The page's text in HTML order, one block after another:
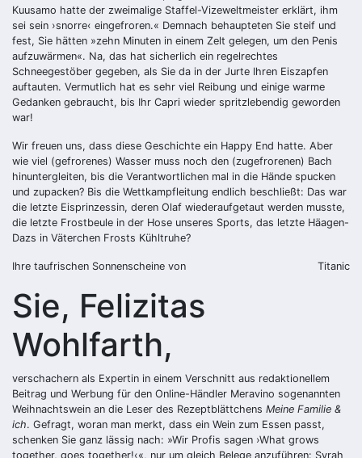
Kuusamo hatte der zweimalige Staffel-Vizeweltmeister erklärt, ihm
sei sein ›snorre‹ eingefroren.« Demnach behaupteten Sie steif und
fest, Sie hätten »zehn Minuten in einem Zelt gelegen, um den Penis
aufzuwärmen«. Na, das hat sicherlich ein regelrechtes
Schneegestöber gegeben, als Sie da in der Jurte Ihren Eiszapfen
auftauten. Vermutlich hat es sehr viel Reibung und einige warme
Gedanken gebraucht, bis Ihr Capri wieder spritzlebendig geworden
war!
Wir freuen uns, dass diese Geschichte ein Happy End hatte. Aber
wie viel (gefrorenes) Wasser muss noch den (zugefrorenen) Bach
hinuntergleiten, bis die Verantwortlichen mal in die Hände spucken
und zupacken? Bis die Wettkampfleitung endlich beschließt: Das war
die letzte Eisprinzessin, deren Olaf wiederaufgetaut werden musste,
die letzte Frostbeule in der Hose unseres Sports, das letzte Häagen-
Dazs in Väterchen Frosts Kühltruhe?
Ihre taufrischen Sonnenscheine von Titanic
Sie, Felizitas
Wohlfarth,
verschachern als Expertin in einem Verschnitt aus redaktionellem
Beitrag und Werbung für den Online-Händler Meravino sogenannten
Weihnachtswein an die Leser des Rezeptblättchens Meine Familie &
ich. Gefragt, woran man merkt, dass ein Wein zum Essen passt,
schenken Sie ganz lässig nach: »Wir Profis sagen ›What grows
together, goes together!‹«, nur um gleich Belege anzuführen: Syrah